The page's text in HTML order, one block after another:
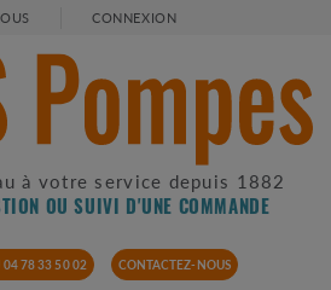
CONNEXION
à votre service depuis 1882
OU SUIVI D'UNE COMMANDE
04 78 33 50 02 CONTACTEZ-NOUS